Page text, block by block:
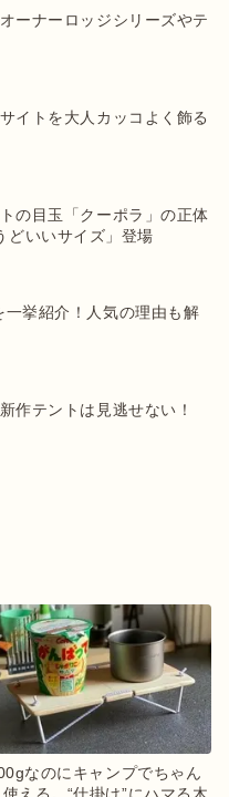
ーナーロッジシリーズやテ
イトを大人カッコよく飾る
の目玉「クーポラ」の正体
どいいサイズ」登場
挙紹介！人気の理由も解
作テントは見逃せない！
なのにキャンプでちゃん